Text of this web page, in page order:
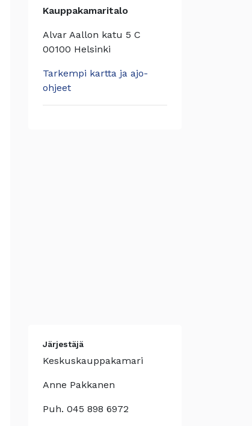
Kauppakamaritalo
Alvar Aallon katu 5 C
00100 Helsinki
Tarkempi kartta ja ajo-
ohjeet
Järjestäjä
Keskuskauppakamari
Anne Pakkanen
Puh. 045 898 6972